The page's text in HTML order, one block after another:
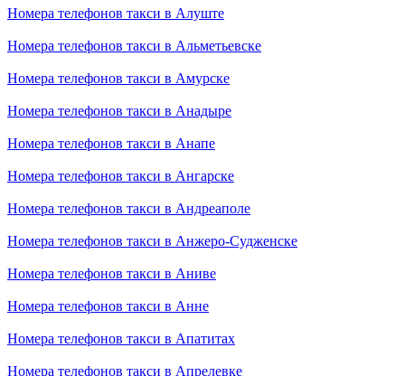
Номера телефонов такси в Алуште
Номера телефонов такси в Альметьевске
Номера телефонов такси в Амурске
Номера телефонов такси в Анадыре
Номера телефонов такси в Анапе
Номера телефонов такси в Ангарске
Номера телефонов такси в Андреаполе
Номера телефонов такси в Анжеро-Судженске
Номера телефонов такси в Аниве
Номера телефонов такси в Анне
Номера телефонов такси в Апатитах
Номера телефонов такси в Апрелевке